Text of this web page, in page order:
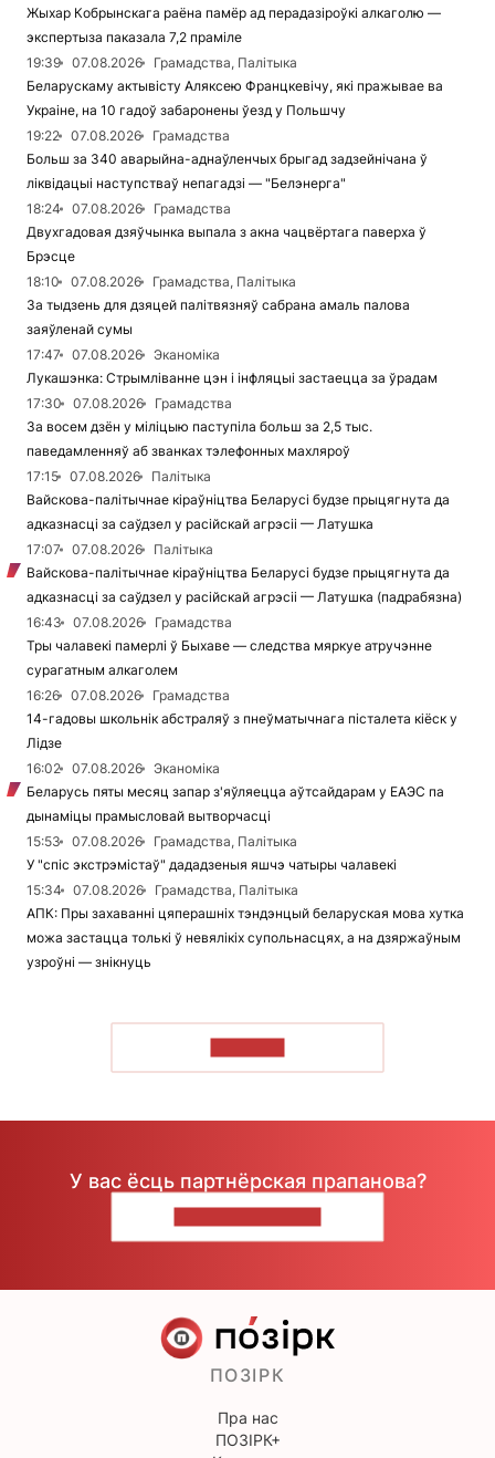
Жыхар Кобрынскага раёна памёр ад перадазіроўкі алкаголю —
экспертыза паказала 7,2 праміле
19:39
07.08.2026
Грамадства, Палітыка
Беларускаму актывісту Аляксею Францкевічу, які пражывае ва
Украіне, на 10 гадоў забаронены ўезд у Польшчу
19:22
07.08.2026
Грамадства
Больш за 340 аварыйна-аднаўленчых брыгад задзейнічана ў
ліквідацыі наступстваў непагадзі — "Белэнерга"
18:24
07.08.2026
Грамадства
Двухгадовая дзяўчынка выпала з акна чацвёртага паверха ў
Брэсце
18:10
07.08.2026
Грамадства, Палітыка
За тыдзень для дзяцей палітвязняў сабрана амаль палова
заяўленай сумы
17:47
07.08.2026
Эканоміка
Лукашэнка: Стрымліванне цэн і інфляцыі застаецца за ўрадам
17:30
07.08.2026
Грамадства
За восем дзён у міліцыю паступіла больш за 2,5 тыс.
паведамленняў аб званках тэлефонных махляроў
17:15
07.08.2026
Палітыка
Вайскова-палітычнае кіраўніцтва Беларусі будзе прыцягнута да
адказнасці за саўдзел у расійскай агрэсіі — Латушка
17:07
07.08.2026
Палітыка
Вайскова-палітычнае кіраўніцтва Беларусі будзе прыцягнута да
адказнасці за саўдзел у расійскай агрэсіі — Латушка (падрабязна)
16:43
07.08.2026
Грамадства
Тры чалавекі памерлі ў Быхаве — следства мяркуе атручэнне
сурагатным алкаголем
16:26
07.08.2026
Грамадства
14-гадовы школьнік абстраляў з пнеўматычнага пісталета кіёск у
Лідзе
16:02
07.08.2026
Эканоміка
Беларусь пяты месяц запар з'яўляецца аўтсайдарам у ЕАЭС па
дынаміцы прамысловай вытворчасці
15:53
07.08.2026
Грамадства, Палітыка
У "спіс экстрэмістаў" дададзеныя яшчэ чатыры чалавекі
15:34
07.08.2026
Грамадства, Палітыка
АПК: Пры захаванні цяперашніх тэндэнцый беларуская мова хутка
можа застацца толькі ў невялікіх супольнасцях, а на дзяржаўным
узроўні — знікнуць
У вас ёсць партнёрская прапанова?
ПОЗІРК
Пра нас
ПОЗІРК+